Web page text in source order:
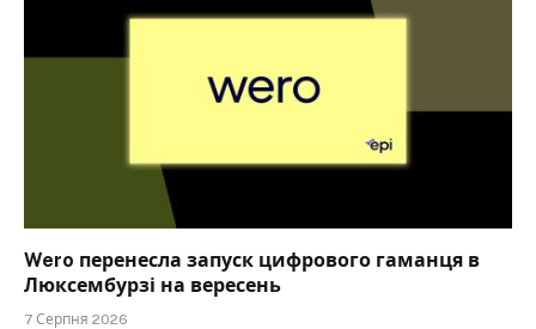
Wero перенесла запуск цифрового гаманця в
Люксембурзі на вересень
7 Серпня 2026